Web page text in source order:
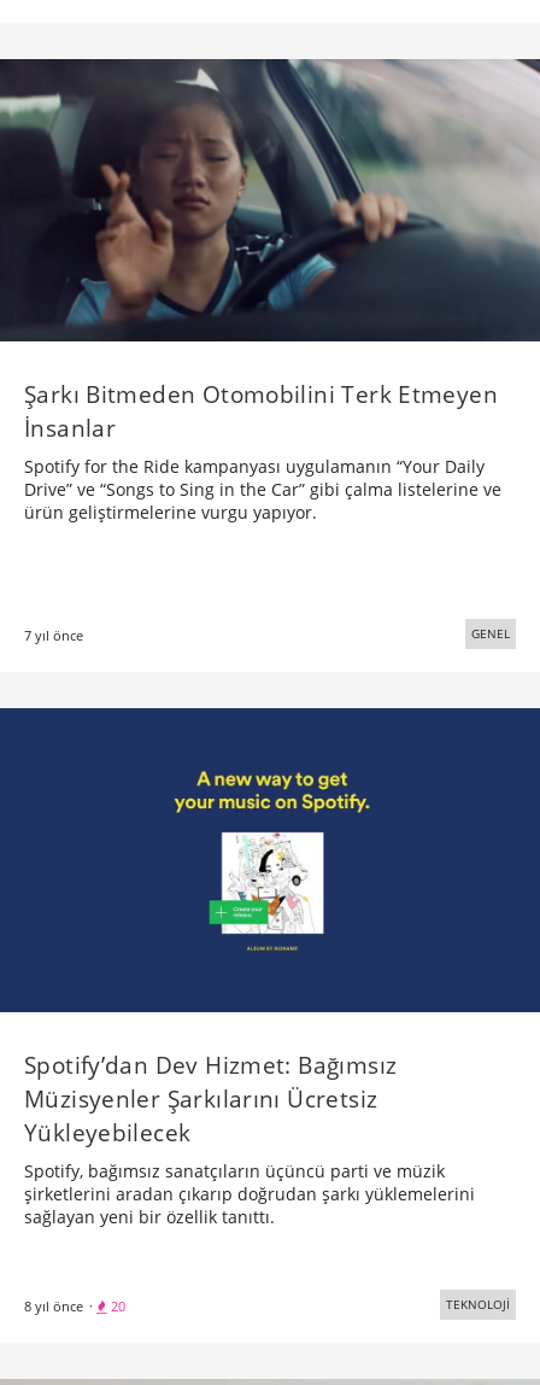
Şarkı Bitmeden Otomobilini Terk Etmeyen
İnsanlar
Spotify for the Ride kampanyası uygulamanın “Your Daily
Drive” ve “Songs to Sing in the Car” gibi çalma listelerine ve
ürün geliştirmelerine vurgu yapıyor.
7 yıl önce GENEL
Spotify’dan Dev Hizmet: Bağımsız
Müzisyenler Şarkılarını Ücretsiz
Yükleyebilecek
Spotify, bağımsız sanatçıların üçüncü parti ve müzik
şirketlerini aradan çıkarıp doğrudan şarkı yüklemelerini
sağlayan yeni bir özellik tanıttı.
8 yıl önce · 20 TEKNOLOJİ